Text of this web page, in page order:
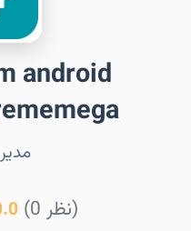
android
(0 نظر)